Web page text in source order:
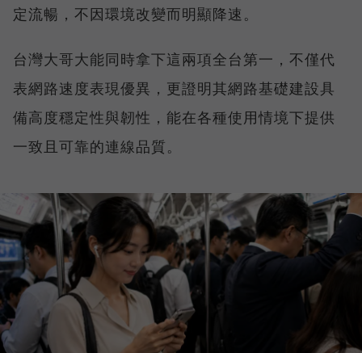
定流暢，不因環境改變而明顯降速。
台灣大哥大能同時拿下這兩項全台第一，不僅代
表網路速度表現優異，更證明其網路基礎建設具
備高度穩定性與韌性，能在各種使用情境下提供
一致且可靠的連線品質。